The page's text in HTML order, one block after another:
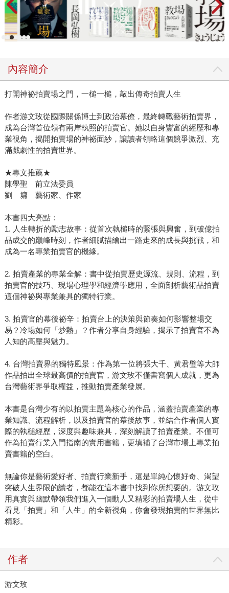
內容簡介
打開神祕拍賣場之門，一槌一槌，敲出傳奇拍賣人生
作者游文玫從國際關係博士到政治幕僚，最終轉戰藝術拍賣界，
成為台灣首位領有兩岸執照的拍賣官。她以自身豐富的經歷和專
業視角，揭開拍賣場的神祕面紗，讓讀者領略這個競爭激烈、充
滿戲劇性的拍賣世界。
★專文推薦★
陳學聖 前立法委員
劉 墉 藝術家、作家
本書四大亮點：
1. 人生轉折的勵志故事：從首次執槌時的緊張與興奮，到破億拍
品成交的巔峰時刻，作者細膩描繪出一路走來的成長與挑戰，和
成為一名專業拍賣官的機緣。
2. 拍賣產業的專業全解：書中從拍賣歷史源流、規則、流程，到
拍賣官的技巧、現場心理學和經濟學應用，全面剖析藝術品拍賣
這個神祕與專業兼具的獨特行業。
3. 拍賣官的幕後祕辛：拍賣台上的決策與節奏如何影響整場交
易？冷場如何「炒熱」？作者分享自身經驗，揭示了拍賣官不為
人知的高壓與魅力。
4. 台灣拍賣界的獨特風景：作為第一位將張大千、黃君璧等大師
作品拍出全球最高價的拍賣官，游文玫不僅書寫個人成就，更為
台灣藝術界爭取權益，推動拍賣產業發展。
本書是台灣少有的以拍賣主題為核心的作品，涵蓋拍賣產業的專
業知識、流程解析，以及拍賣官的幕後故事，並結合作者個人實
際的執槌經歷，深度與趣味兼具，深刻解讀了拍賣產業。不僅可
作為拍賣行業入門指南的實用書籍，更填補了台灣市場上專業拍
賣書籍的空白。
無論你是藝術愛好者、拍賣行業新手，還是單純心懷好奇、渴望
突破人生界限的讀者，都能在這本書中找到你所想要的。游文玫
用真實與幽默帶領我們進入一個動人又精彩的拍賣場人生，從中
看見「拍賣」和「人生」的全新視角，你會發現拍賣的世界無比
精彩。
作者
游文玫